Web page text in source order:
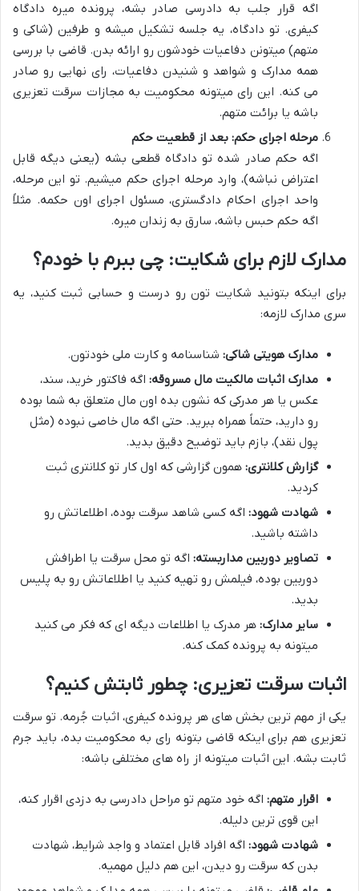
اگه قرار جلب به دادرسی صادر بشه، پرونده میره دادگاه
کیفری. تو دادگاه، یه جلسه تشکیل میشه و طرفین (شاکی و
متهم) میتونن دفاعیات خودشون رو ارائه بدن. قاضی با بررسی
همه مدارک و شواهد و شنیدن دفاعیات، رای نهایی رو صادر
می کنه. این رای میتونه محکومیت به مجازات سرقت تعزیری
باشه یا برائت متهم.
مرحله اجرای حکم: بعد از قطعیت حکم
اگه حکم صادر شده تو دادگاه قطعی بشه (یعنی دیگه قابل
اعتراض نباشه)، وارد مرحله اجرای حکم میشیم. تو این مرحله،
واحد اجرای احکام دادگستری، مسئول اجرای اون حکمه. مثلاً
اگه حکم حبس باشه، سارق به زندان میره.
مدارک لازم برای شکایت: چی ببرم با خودم؟
برای اینکه بتونید شکایت تون رو درست و حسابی ثبت کنید، یه
سری مدارک لازمه:
مدارک هویتی شاکی: شناسنامه و کارت ملی خودتون.
مدارک اثبات مالکیت مال مسروقه: اگه فاکتور خرید، سند،
عکس یا هر مدرکی که نشون بده اون مال متعلق به شما بوده
رو دارید، حتماً همراه ببرید. حتی اگه مال خاصی نبوده (مثل
پول نقد)، بازم باید توضیح دقیق بدید.
گزارش کلانتری: همون گزارشی که اول کار تو کلانتری ثبت
کردید.
شهادت شهود: اگه کسی شاهد سرقت بوده، اطلاعاتش رو
داشته باشید.
تصاویر دوربین مداربسته: اگه تو محل سرقت یا اطرافش
دوربین بوده، فیلمش رو تهیه کنید یا اطلاعاتش رو به پلیس
بدید.
سایر مدارک: هر مدرک یا اطلاعات دیگه ای که فکر می کنید
میتونه به پرونده کمک کنه.
اثبات سرقت تعزیری: چطور ثابتش کنیم؟
یکی از مهم ترین بخش های هر پرونده کیفری، اثبات جُرمه. تو سرقت
تعزیری هم برای اینکه قاضی بتونه رای به محکومیت بده، باید جرم
ثابت بشه. این اثبات میتونه از راه های مختلفی باشه:
اقرار متهم: اگه خود متهم تو مراحل دادرسی به دزدی اقرار کنه،
این قوی ترین دلیله.
شهادت شهود: اگه افراد قابل اعتماد و واجد شرایط، شهادت
بدن که سرقت رو دیدن، این هم دلیل مهمیه.